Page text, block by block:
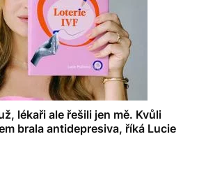
lékaři ale řešili jen mě. Kvůli
brala antidepresiva, říká Lucie